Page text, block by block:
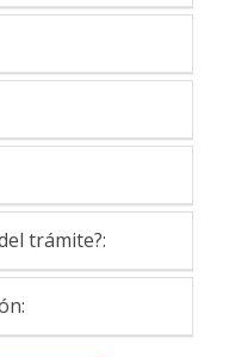
trámite?: